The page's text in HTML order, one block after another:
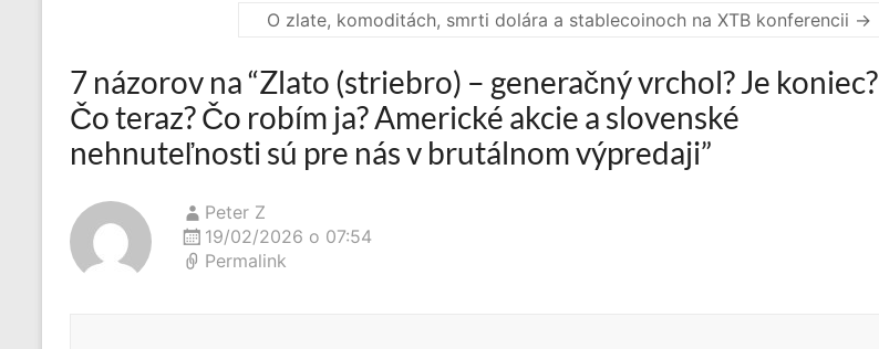
O zlate, komoditách, smrti dolára a stablecoinoch na XTB konferencii →
7 názorov na “Zlato (striebro) – generačný vrchol? Je koniec?
Čo teraz? Čo robím ja? Americké akcie a slovenské
nehnuteľnosti sú pre nás v brutálnom výpredaji”
Peter Z
19/02/2026 o 07:54
Permalink